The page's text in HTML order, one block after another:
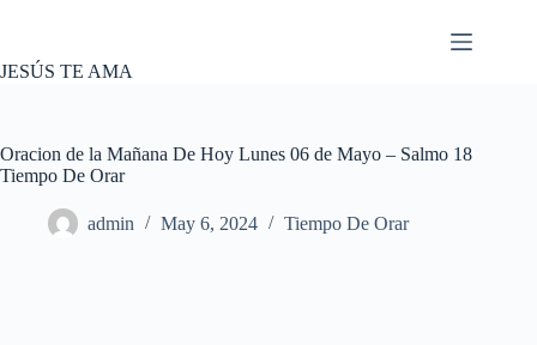
JESÚS TE AMA
Oracion de la Mañana De Hoy Lunes 06 de Mayo – Salmo 18
Tiempo De Orar
admin May 6, 2024 Tiempo De Orar